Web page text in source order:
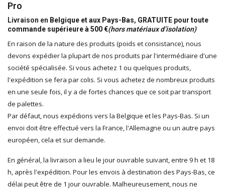
Pro
Livraison en Belgique et aux Pays-Bas, GRATUITE pour toute
commande supérieure à 500 €(hors matériaux d’isolation)
En raison de la nature des produits (poids et consistance), nous
devons expédier la plupart de nos produits par l'intermédiaire d'une
société spécialisée. Si vous achetez 1 ou quelques produits,
l'expédition se fera par colis. Si vous achetez de nombreux produits
en une seule fois, il y a de fortes chances que ce soit par transport
de palettes.
Par défaut, nous expédions vers la Belgique et les Pays-Bas. Si un
envoi doit être effectué vers la France, l'Allemagne ou un autre pays
européen, cela et sur demande.
En général, la livraison a lieu le jour ouvrable suivant, entre 9 h et 18
h, après l'expédition. Pour les envois à destination des Pays-Bas, ce
délai peut être de 1 jour ouvrable. Malheureusement, nous ne